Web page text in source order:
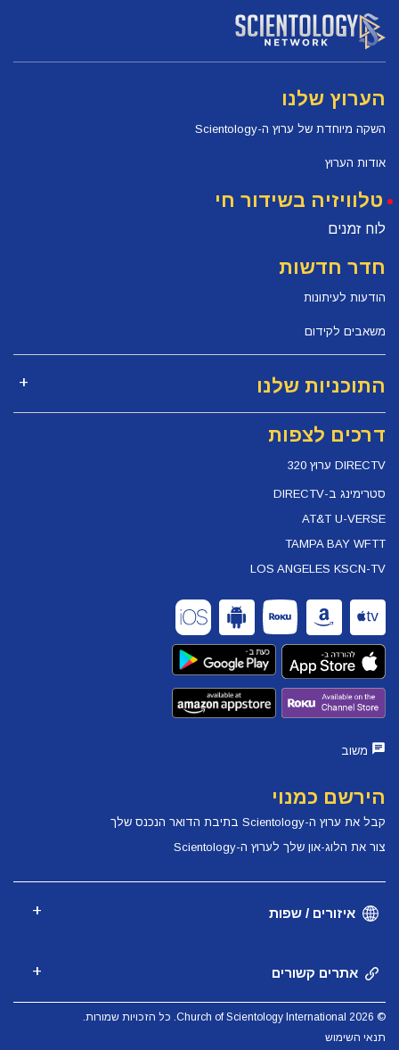
הערוץ שלנו
השקה מיוחדת של ערוץ ה-Scientology
אודות הערוץ
טלוויזיה בשידור חי
לוח זמנים
חדר חדשות
הודעות לעיתונות
משאבים לקידום
התוכניות שלנו
דרכים לצפות
DIRECTV ערוץ 320
סטרימינג ב-DIRECTV
AT&T U-VERSE
TAMPA BAY WFTT
LOS ANGELES KSCN-TV
משוב
הירשם כמנוי
קבל את ערוץ ה-Scientology בתיבת הדואר הנכנס שלך
צור את הלוג-און שלך לערוץ ה-Scientology
איזורים / שפות
אתרים קשורים
© 2026 Church of Scientology International. כל הזכויות שמורות.
תנאי השימוש